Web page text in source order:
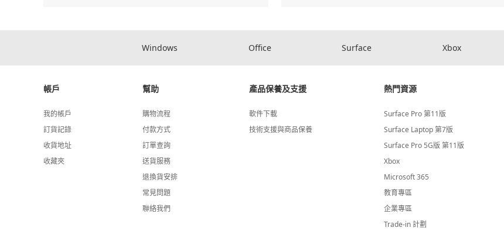
Windows Office Surface Xbox
帳戶
我的帳戶
訂貨記錄
收貨地址
收藏夾
幫助
購物流程
付款方式
訂單查詢
送貨服務
退換貨安排
常見問題
聯絡我們
產品保養及支援
軟件下載
技術支援與商品保養
熱門資源
Surface Pro 第11版
Surface Laptop 第7版
Surface Pro 5G版 第11版
Xbox
Microsoft 365
教育專區
企業專區
Trade-in 計劃